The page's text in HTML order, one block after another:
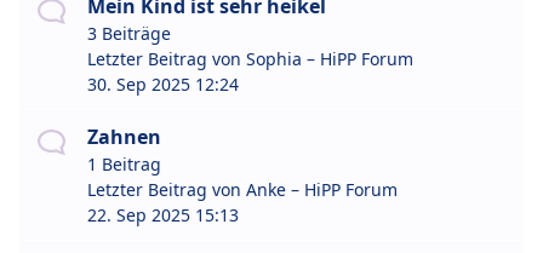
Mein Kind ist sehr heikel
3 Beiträge
Letzter Beitrag von Sophia – HiPP Forum
30. Sep 2025 12:24
Zahnen
1 Beitrag
Letzter Beitrag von Anke – HiPP Forum
22. Sep 2025 15:13